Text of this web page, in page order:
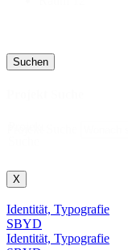
Suchen
X
Identität, Typografie
SBYD
Identität, Typografie